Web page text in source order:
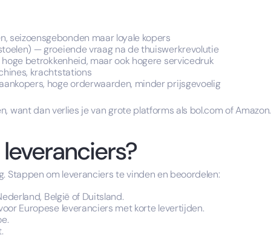
seizoensgebonden maar loyale kopers
— groeiende vraag na de thuiswerkrevolutie
betrokkenheid, maar ook hogere servicedruk
krachtstations
hoge orderwaarden, minder prijsgevoelig
dan verlies je van grote platforms als bol.com of Amazon.
om leveranciers te vinden en beoordelen:
België of Duitsland.
Europese leveranciers met korte levertijden.